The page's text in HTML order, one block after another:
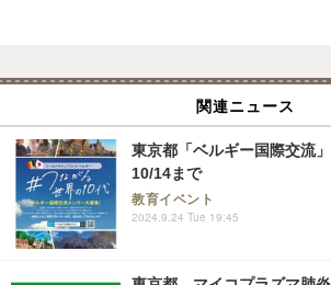
関連ニュース
東京都「ベルギー国際交流
10/14まで
教育イベント
2024.9.24 Tue 19:45